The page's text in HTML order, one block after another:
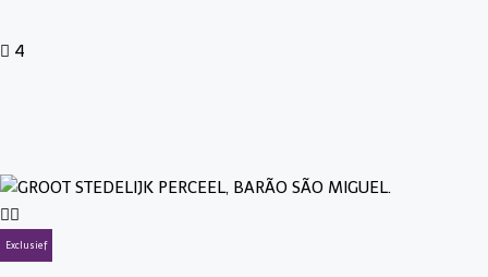
4
Exclusief